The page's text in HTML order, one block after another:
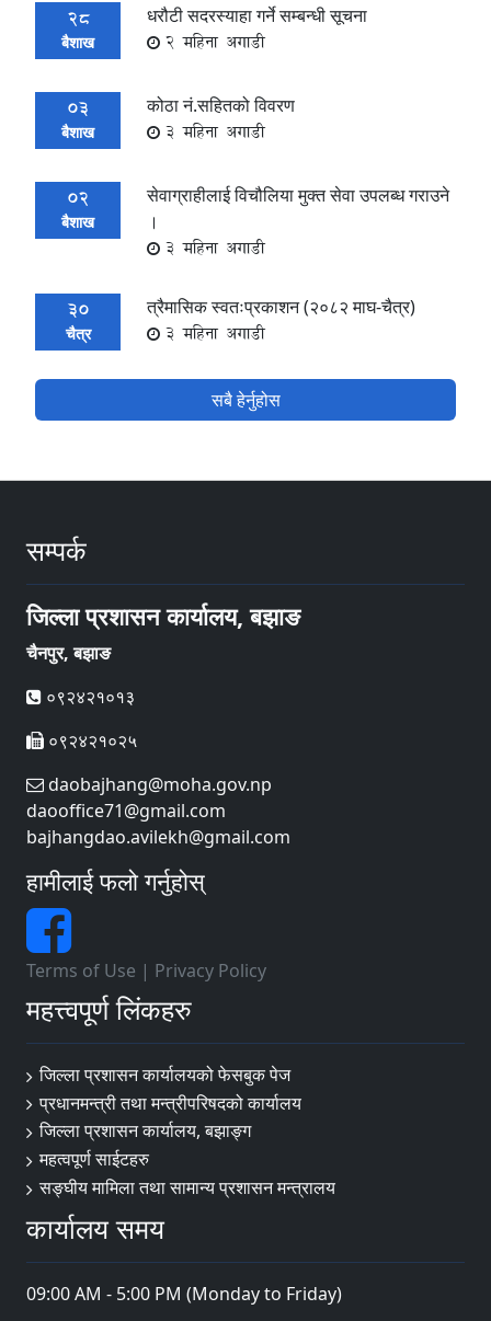
28
बैशाख
धरौटी सदरस्याहा गर्ने सम्बन्धी सूचना
2 महिना अगाडी
03
बैशाख
कोठा नं.सहितको विवरण
3 महिना अगाडी
02
बैशाख
सेवाग्राहीलाई विचौलिया मुक्त सेवा उपलब्ध गराउने
।
3 महिना अगाडी
30
चैत्र
त्रैमासिक स्वतःप्रकाशन (२०८२ माघ-चैत्र)
3 महिना अगाडी
सबै हेर्नुहोस
सम्पर्क
जिल्ला प्रशासन कार्यालय, बझाङ
चैनपुर, बझाङ
०९२४२१०१३
०९२४२१०२५
daobajhang@moha.gov.np
daooffice71@gmail.com
bajhangdao.avilekh@gmail.com
हामीलाई फलो गर्नुहोस्
Terms of Use | Privacy Policy
महत्त्वपूर्ण लिंकहरु
जिल्ला प्रशासन कार्यालयको फेसबुक पेज
प्रधानमन्त्री तथा मन्त्रीपरिषदको कार्यालय
जिल्ला प्रशासन कार्यालय, बझाङ्ग
महत्वपूर्ण साईटहरु
सङ्घीय मामिला तथा सामान्य प्रशासन मन्त्रालय
कार्यालय समय
09:00 AM - 5:00 PM (Monday to Friday)